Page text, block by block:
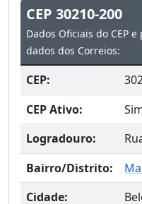
CEP 30210-200
Dados Oficiais do CEP
dados dos Correios:
CEP:
CEP Ativo:
Logradouro:
Bairro/Distrito:
Cidade: